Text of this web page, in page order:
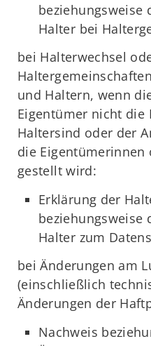
beziehungsweise
Halter bei
bei Halterwechsel
und Haltern, wenn
Eigentümer nicht die
Haltersind oder der
die Eigentümerinnen
gestellt wird:
Erklärung der
beziehungsweise
Halter zum
bei Änderungen am
(einschließlich
Änderungen der
Nachweis